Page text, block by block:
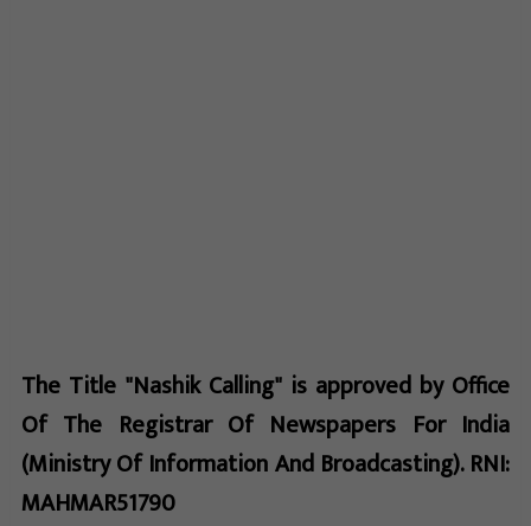
The Title "Nashik Calling" is approved by Office
Of The Registrar Of Newspapers For India
(Ministry Of Information And Broadcasting). RNI:
MAHMAR51790